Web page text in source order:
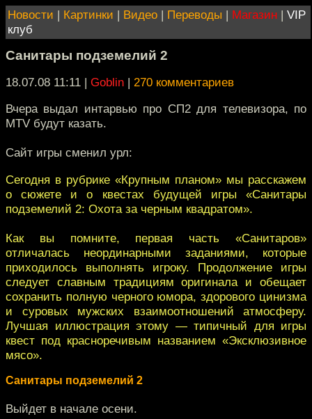
Новости | Картинки | Видео | Переводы | Магазин | VIP
клуб
Санитары подземелий 2
18.07.08 11:11 | Goblin | 270 комментариев
Вчера выдал интарвью про СП2 для телевизора, по
MTV будут казать.
Сайт игры сменил урл:
Сегодня в рубрике «Крупным планом» мы расскажем
о сюжете и о квестах будущей игры «Санитары
подземелий 2: Охота за черным квадратом».
Как вы помните, первая часть «Санитаров»
отличалась неординарными заданиями, которые
приходилось выполнять игроку. Продолжение игры
следует славным традициям оригинала и обещает
сохранить полную черного юмора, здорового цинизма
и суровых мужских взаимоотношений атмосферу.
Лучшая иллюстрация этому — типичный для игры
квест под красноречивым названием «Эксклюзивное
мясо».
Санитары подземелий 2
Выйдет в начале осени.